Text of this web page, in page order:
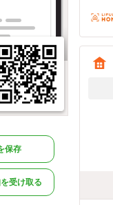
保存
受け取る